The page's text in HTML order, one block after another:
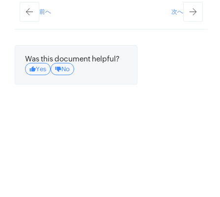
前へ 次へ
Was this document helpful?
Yes No